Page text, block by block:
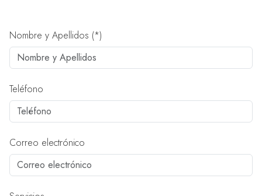
06 EVENTOS PRIVADOS
Nombre y Apellidos (*)
Teléfono
Correo electrónico